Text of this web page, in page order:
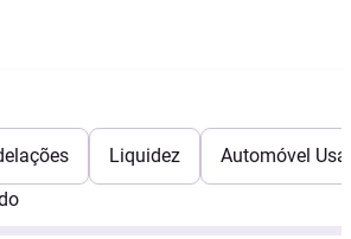
Liquidez
Automóvel